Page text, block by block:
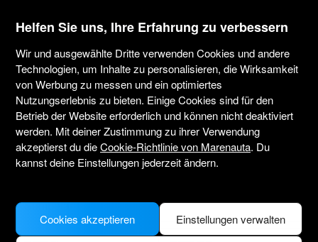
marenauta
Yachtcharter Sumpetar
Tragen Sie das Anreisedatum ein und finden
Sie Ihr Leihboot.
Helfen Sie uns, Ihre Erfahrung zu verbessern
Wir und ausgewählte Dritte verwenden Cookies und andere
Technologien, um Inhalte zu personalisieren, die Wirksamkeit
von Werbung zu messen und ein optimiertes
Nutzungserlebnis zu bieten. Einige Cookies sind für den
Betrieb der Website erforderlich und können nicht deaktiviert
werden. Mit deiner Zustimmung zu ihrer Verwendung
akzeptierst du dieCookie-Richtlinie von Marenauta. Du
kannst deine Einstellungen jederzeit ändern.
Einstellungen verwalten
Cookies akzeptieren